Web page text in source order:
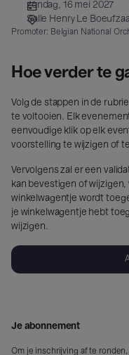
Aimard
zondag, 16 mei 2027
Salle Henry Le Boeufzaal
Promoter: Belgian National
Hoe verder te
Volg de stappen in de
te voltooien. Elk
eenvoudige klik op elk
voorstelling te wijzigen of
Vervolgens zal er een
kan bevestigen of
winkelwagentje wordt
je winkelwagentje hebt
wijzigen.
Je abonnement
Om je inschrijving af te